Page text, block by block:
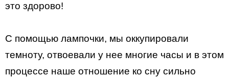
это здорово!
С помощью лампочки, мы оккупировали
темноту, отвоевали у нее многие часы и в этом
процессе наше отношение ко сну сильно